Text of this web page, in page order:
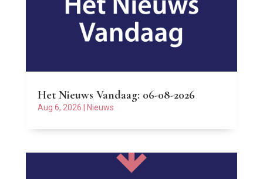
Het Nieuws Vandaag: 06-08-2026
Aug 6, 2026 Nieuws